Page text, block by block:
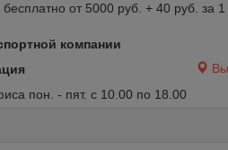
бесплатно от 5000 руб. + 40 руб. за
компании
пон. - пят. с 10.00 по 18.00